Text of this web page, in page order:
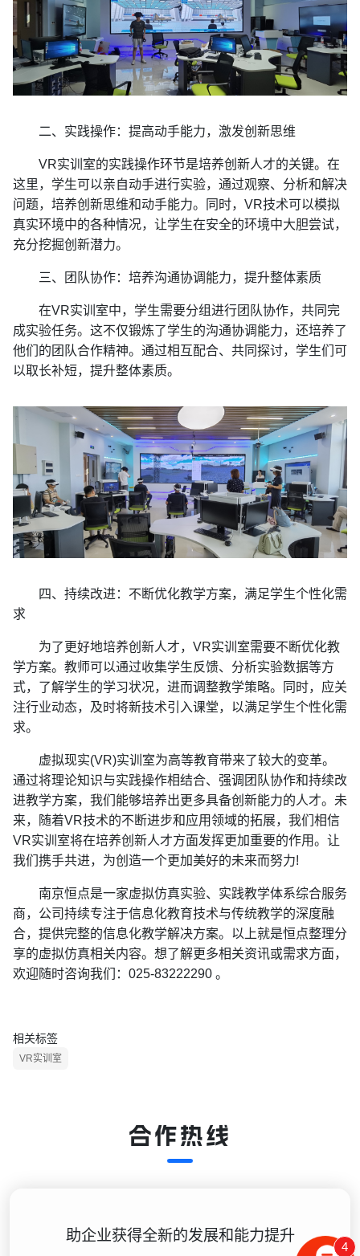
二、实践操作：提高动手能力，激发创新思维
VR实训室的实践操作环节是培养创新人才的关键。在
这里，学生可以亲自动手进行实验，通过观察、分析和解决
问题，培养创新思维和动手能力。同时，VR技术可以模拟
真实环境中的各种情况，让学生在安全的环境中大胆尝试，
充分挖掘创新潜力。
三、团队协作：培养沟通协调能力，提升整体素质
在VR实训室中，学生需要分组进行团队协作，共同完
成实验任务。这不仅锻炼了学生的沟通协调能力，还培养了
他们的团队合作精神。通过相互配合、共同探讨，学生们可
以取长补短，提升整体素质。
四、持续改进：不断优化教学方案，满足学生个性化需
求
为了更好地培养创新人才，VR实训室需要不断优化教
学方案。教师可以通过收集学生反馈、分析实验数据等方
式，了解学生的学习状况，进而调整教学策略。同时，应关
注行业动态，及时将新技术引入课堂，以满足学生个性化需
求。
虚拟现实(VR)实训室为高等教育带来了较大的变革。
通过将理论知识与实践操作相结合、强调团队协作和持续改
进教学方案，我们能够培养出更多具备创新能力的人才。未
来，随着VR技术的不断进步和应用领域的拓展，我们相信
VR实训室将在培养创新人才方面发挥更加重要的作用。让
我们携手共进，为创造一个更加美好的未来而努力!
南京恒点是一家虚拟仿真实验、实践教学体系综合服务
商，公司持续专注于信息化教育技术与传统教学的深度融
合，提供完整的信息化教学解决方案。以上就是恒点整理分
享的虚拟仿真相关内容。想了解更多相关资讯或需求方面，
欢迎随时咨询我们：025-83222290 。
相关标签
VR实训室
合作热线
助企业获得全新的发展和能力提升
4